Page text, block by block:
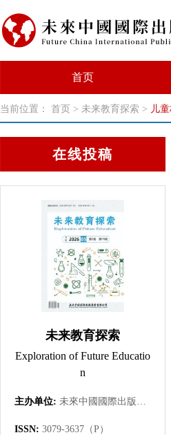
首页
当前位置： 首页 > 未来教育探索 > 儿
在线投稿
未来教育探索
Exploration of Future Educatio
n
主办单位: 未來中國國際出版集團有限公司
ISSN: 3079-3637（P）